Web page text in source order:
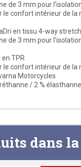
de 3 mm pour
le confort intérieur de la
en tissu 4-way stretch
de 3 mm pour
TPR
le confort intérieur de la
Motorcycles
/ 2 % élasthanne
dans